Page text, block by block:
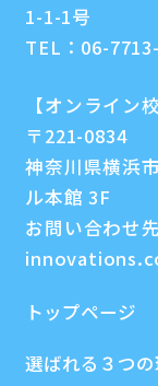
1-1-1号
TEL： 06-
【オンライン校
〒221-0834
神奈川県横浜
ル本館 3F
お問い合わせ
トップページ
選ばれる３つ